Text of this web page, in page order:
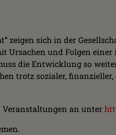
zeigen sich in der
Ursachen und Folgen
die Entwicklung so
trotz sozialer,
an unter